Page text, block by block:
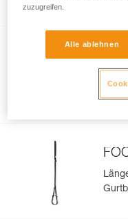
zuzugreifen.
Alle ablehnen